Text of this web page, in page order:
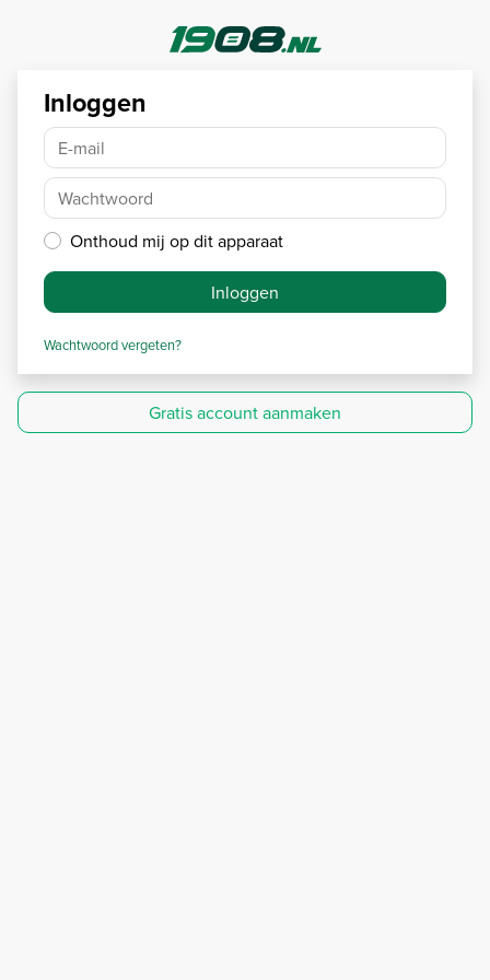
Inloggen
E-mail
Wachtwoord
Onthoud mij op dit apparaat
Inloggen
Wachtwoord vergeten?
Gratis account aanmaken